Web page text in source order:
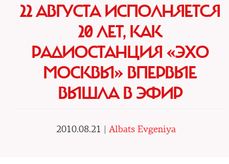
22 АВГУСТА ИСПОЛНЯЕТСЯ
20 ЛЕТ, КАК
РАДИОСТАНЦИЯ «ЭХО
МОСКВЫ» ВПЕРВЫЕ
ВЫШЛА В ЭФИР
2010.08.21 | Albats Evgeniya